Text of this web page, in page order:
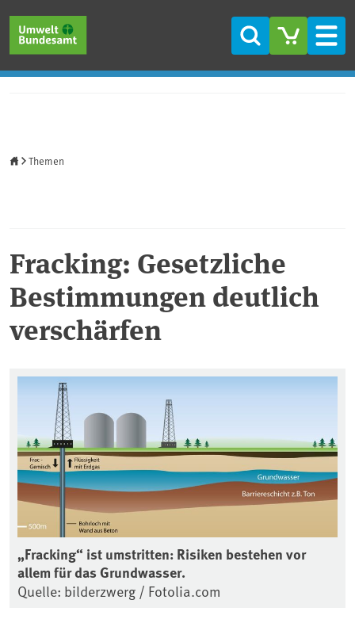
Suche
Themen
Fracking: Gesetzliche
Bestimmungen deutlich
verschärfen
„Fracking“ ist umstritten: Risiken bestehen vor
allem für das Grundwasser.
Quelle: bilderzwerg / Fotolia.com